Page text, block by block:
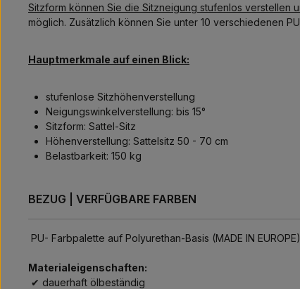
Sitzform können Sie die Sitzneigung stufenlos verstellen
möglich. Zusätzlich können Sie unter 10 verschiedenen
Hauptmerkmale auf einen Blick:
stufenlose Sitzhöhenverstellung
Neigungswinkelverstellung: bis 15°
Sitzform: Sattel-Sitz
Höhenverstellung: Sattelsitz 50 - 70 cm
Belastbarkeit: 150 kg
BEZUG | VERFÜGBARE FARBEN
PU- Farbpalette auf Polyurethan-Basis (MADE IN
Materialeigenschaften:
✔ dauerhaft ölbeständig